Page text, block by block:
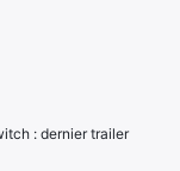
: dernier trailer